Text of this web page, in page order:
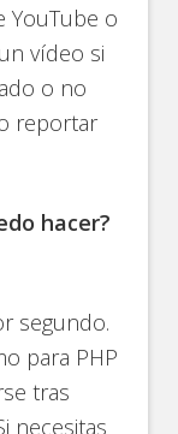
YouTube o
vídeo si
o no
reportar
hacer?
segundo.
para PHP
tras
necesitas